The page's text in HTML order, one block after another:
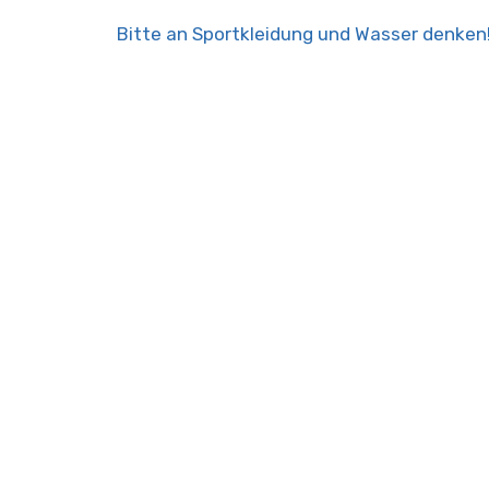
Bitte an Sportkleidung und Wasser